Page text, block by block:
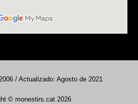
/ Actualizado: Agosto de 2021